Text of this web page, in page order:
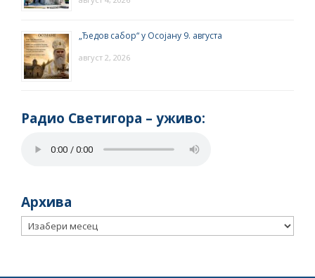
„Ђедов сабор“ у Осојану 9. августа
август 2, 2026
Радио Светигора – yживо:
Архива
Архива